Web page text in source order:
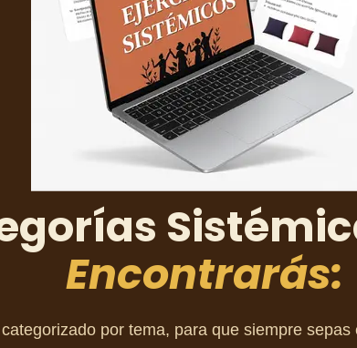
Encontrarás:
por tema, para que siempre